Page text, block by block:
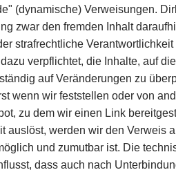
(dynamische) Verweisungen.
zwar den fremden Inhalt
strafrechtliche Verantwortlichkeit
verpflichtet, die Inhalte, auf
auf Veränderungen zu
wenn wir feststellen oder von
zu dem wir einen Link
auslöst, werden wir den Verweis
und zumutbar ist. Die
dass auch nach